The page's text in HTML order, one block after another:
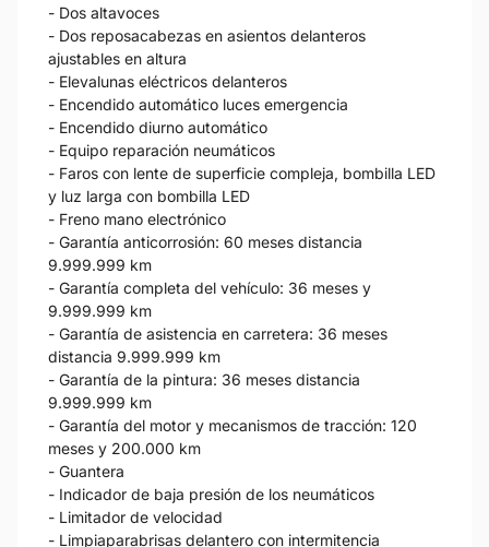
- Dos altavoces
- Dos reposacabezas en asientos delanteros
ajustables en altura
- Elevalunas eléctricos delanteros
- Encendido automático luces emergencia
- Encendido diurno automático
- Equipo reparación neumáticos
- Faros con lente de superficie compleja, bombilla LED
y luz larga con bombilla LED
- Freno mano electrónico
- Garantía anticorrosión: 60 meses distancia
9.999.999 km
- Garantía completa del vehículo: 36 meses y
9.999.999 km
- Garantía de asistencia en carretera: 36 meses
distancia 9.999.999 km
- Garantía de la pintura: 36 meses distancia
9.999.999 km
- Garantía del motor y mecanismos de tracción: 120
meses y 200.000 km
- Guantera
- Indicador de baja presión de los neumáticos
- Limitador de velocidad
- Limpiaparabrisas delantero con intermitencia